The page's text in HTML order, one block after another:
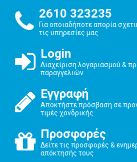
2610 323235
Για οποιαδήποτε απορία
τις υπηρεσίες μας
Login
Διαχείριση λογαριασμού &
παραγγελιών
Εγγραφή
Αποκτήστε πρόσβαση σε
τιμές χονδρικής
Προσφορές
Δείτε τις προσφορές &
απόκτησής τους